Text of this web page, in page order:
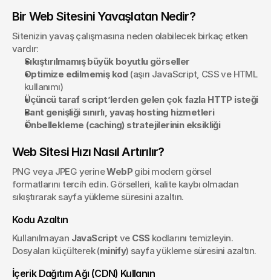
Bir Web Sitesini Yavaşlatan Nedir?
Sitenizin yavaş çalışmasına neden olabilecek birkaç etken
vardır:
Sıkıştırılmamış büyük boyutlu görseller
Optimize edilmemiş kod (aşırı JavaScript, CSS ve HTML
kullanımı)
Üçüncü taraf script’lerden gelen çok fazla HTTP isteği
Bant genişliği sınırlı, yavaş hosting hizmetleri
Önbellekleme (caching) stratejilerinin eksikliği
Web Sitesi Hızı Nasıl Artırılır?
PNG veya JPEG yerine WebP gibi modern görsel
formatlarını tercih edin. Görselleri, kalite kaybı olmadan
sıkıştırarak sayfa yükleme süresini azaltın.
Kodu Azaltın
Kullanılmayan JavaScript ve CSS kodlarını temizleyin.
Dosyaları küçülterek (minify) sayfa yükleme süresini azaltın.
İçerik Dağıtım Ağı (CDN) Kullanın